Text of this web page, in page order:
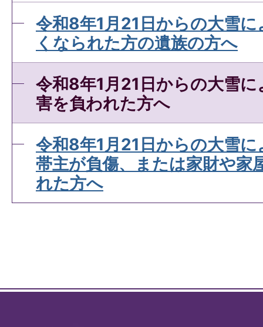
令和8年1月21日からの大雪
くなられた方の遺族の方へ
令和8年1月21日からの大雪
害を負われた方へ
令和8年1月21日からの大雪
帯主が負傷、または家財や家
れた方へ